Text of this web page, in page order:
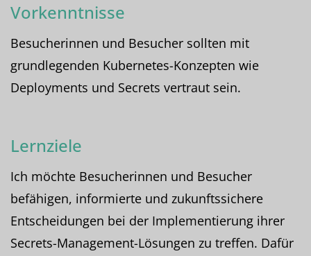
Vorkenntnisse
Besucherinnen und Besucher sollten mit
grundlegenden Kubernetes-Konzepten wie
Deployments und Secrets vertraut sein.
Lernziele
Ich möchte Besucherinnen und Besucher
befähigen, informierte und zukunftssichere
Entscheidungen bei der Implementierung ihrer
Secrets-Management-Lösungen zu treffen. Dafür